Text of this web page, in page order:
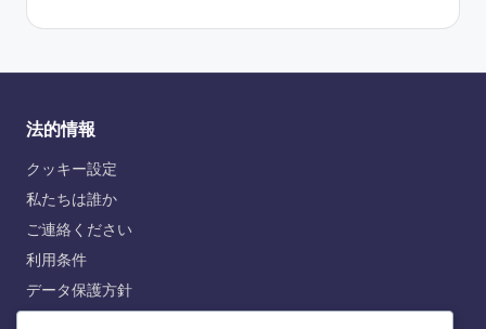
法的情報
クッキー設定
私たちは誰か
ご連絡ください
利用条件
データ保護方針